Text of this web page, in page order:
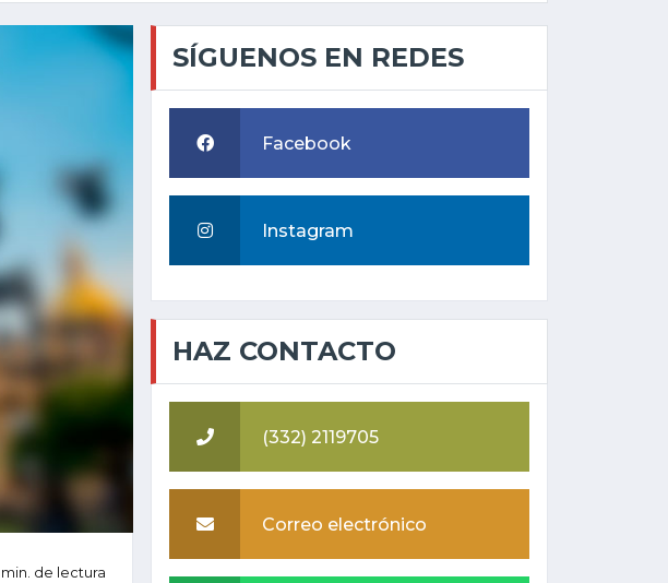
min. de lectura
SÍGUENOS EN REDES
Facebook
Instagram
HAZ CONTACTO
(332) 2119705
Correo electrónico